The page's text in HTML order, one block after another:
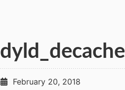
dyld_decache
February 20, 2018